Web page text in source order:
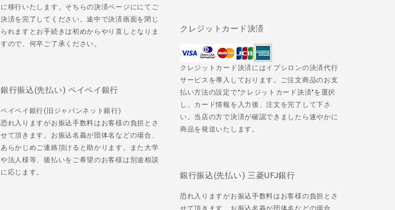
に移行いたします。そちらの決済ページににてご
決済を完了してください。途中で決済画面を閉じ
られますとお手続きは初めからやり直しとなりま
すので、何卒ご了承ください。
クレジットカード決済
クレジットカード決済にはイプシロンの決済代行
サービスを導入しております。ご注文商品のお支
払い方法の設定で"クレジットカード決済"を選択
し、カード情報を入力後、注文を完了して下さ
い。当店の方で決済が確認できましたら速やかに
商品を発送いたします。
銀行振込(先払い) ペイペイ銀行
ペイペイ銀行(旧ジャパンネット銀行)
恐れ入りますがお振込手数料はお客様の負担とさ
せて頂きます。お振込名義が団体名などの場合、
あらかじめご連絡頂けると助かります。また大学
や法人様等、後払いをご希望のお客様は別途相談
に応じます。
銀行振込(先払い) 三菱UFJ銀行
恐れ入りますがお振込手数料はお客様の負担とさ